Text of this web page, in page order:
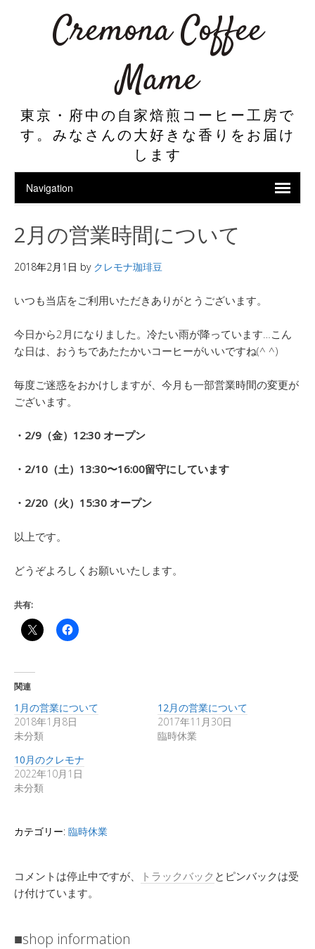
Cremona Coffee
Mame
東京・府中の自家焙煎コーヒー工房で
す。みなさんの大好きな香りをお届け
します
2月の営業時間について
2018年2月1日 by クレモナ珈琲豆
いつも当店をご利用いただきありがとうございます。
今日から2月になりました。冷たい雨が降っています…こん
な日は、おうちであたたかいコーヒーがいいですね(^ ^)
毎度ご迷惑をおかけしますが、今月も一部営業時間の変更が
ございます。
・2/9（金）12:30 オープン
・2/10（土）13:30〜16:00留守にしています
・2/20（火）15:30 オープン
以上です。
どうぞよろしくお願いいたします。
共有:
関連
1月の営業について
2018年1月8日
未分類
12月の営業について
2017年11月30日
臨時休業
10月のクレモナ
2022年10月1日
未分類
カテゴリー: 臨時休業
コメントは停止中ですが、 トラックバック とピンバックは受
け付けています。
■shop information